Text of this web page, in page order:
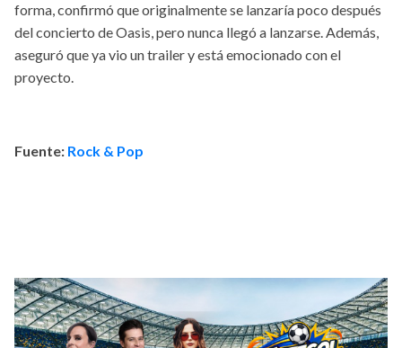
forma, confirmó que originalmente se lanzaría poco después
del concierto de Oasis, pero nunca llegó a lanzarse. Además,
aseguró que ya vio un trailer y está emocionado con el
proyecto.
Fuente: Rock & Pop